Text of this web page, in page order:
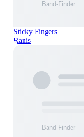
Sticky Fingers
Ranis